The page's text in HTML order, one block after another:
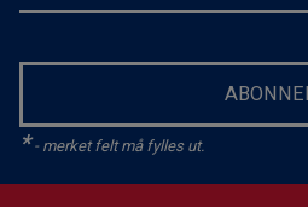
*- merket felt må fylles ut.